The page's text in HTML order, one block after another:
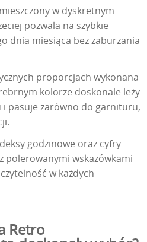
w dyskretnym
pozwala na szybkie
dnia miesiąca bez zaburzania
proporcjach wykonana
kolorze doskonale leży
pasuje zarówno do garnituru,
godzinowe oraz cyfry
polerowanymi wskazówkami
w każdych
Retro